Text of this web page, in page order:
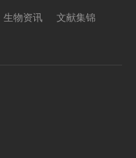
生物资讯
文献集锦